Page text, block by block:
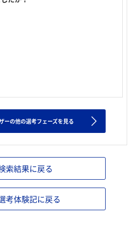
ーの他の選考フェーズを見る
索結果に戻る
考体験記に戻る